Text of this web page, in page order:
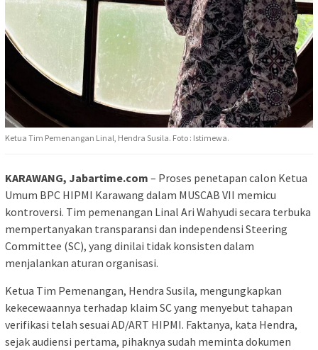
Ketua Tim Pemenangan Linal, Hendra Susila. Foto : Istimewa.
KARAWANG, Jabartime.com – Proses penetapan calon Ketua
Umum BPC HIPMI Karawang dalam MUSCAB VII memicu
kontroversi. Tim pemenangan Linal Ari Wahyudi secara terbuka
mempertanyakan transparansi dan independensi Steering
Committee (SC), yang dinilai tidak konsisten dalam
menjalankan aturan organisasi.
Ketua Tim Pemenangan, Hendra Susila, mengungkapkan
kekecewaannya terhadap klaim SC yang menyebut tahapan
verifikasi telah sesuai AD/ART HIPMI. Faktanya, kata Hendra,
sejak audiensi pertama, pihaknya sudah meminta dokumen